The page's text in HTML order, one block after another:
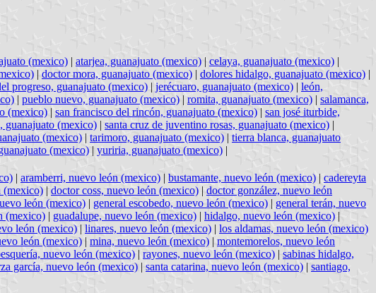
(mexico) | atarjea, guanajuato (mexico) | celaya, guanajuato (mexico) |
| doctor mora, guanajuato (mexico) | dolores hidalgo, guanajuato (mexico) |
progreso, guanajuato (mexico) | jerécuaro, guanajuato (mexico) | león,
| pueblo nuevo, guanajuato (mexico) | romita, guanajuato (mexico) | salamanca,
(mexico) | san francisco del rincón, guanajuato (mexico) | san josé iturbide,
guanajuato (mexico) | santa cruz de juventino rosas, guanajuato (mexico) |
(mexico) | tarimoro, guanajuato (mexico) | tierra blanca, guanajuato
(mexico) | yuriria, guanajuato (mexico) |
| aramberri, nuevo león (mexico) | bustamante, nuevo león (mexico) | cadereyta
(mexico) | doctor coss, nuevo león (mexico) | doctor gonzález, nuevo león
león (mexico) | general escobedo, nuevo león (mexico) | general terán, nuevo
(mexico) | guadalupe, nuevo león (mexico) | hidalgo, nuevo león (mexico) |
león (mexico) | linares, nuevo león (mexico) | los aldamas, nuevo león (mexico)
león (mexico) | mina, nuevo león (mexico) | montemorelos, nuevo león
nuevo león (mexico) | rayones, nuevo león (mexico) | sabinas hidalgo,
garcía, nuevo león (mexico) | santa catarina, nuevo león (mexico) | santiago,